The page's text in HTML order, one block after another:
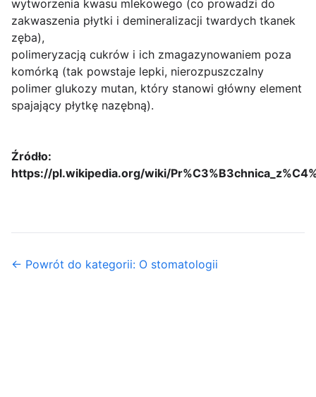
wytworzenia kwasu mlekowego (co prowadzi do
zakwaszenia płytki i demineralizacji twardych tkanek
zęba),
polimeryzacją cukrów i ich zmagazynowaniem poza
komórką (tak powstaje lepki, nierozpuszczalny
polimer glukozy mutan, który stanowi główny element
spajający płytkę nazębną).
Źródło:
https://pl.wikipedia.org/wiki/
← Powrót do kategorii: O stomatologii